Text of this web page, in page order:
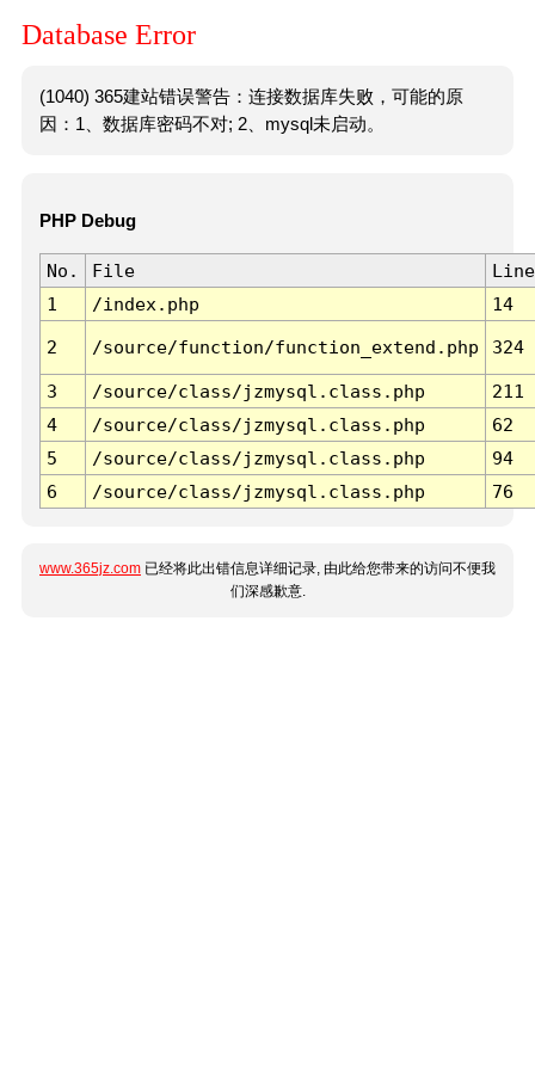
Database Error
(1040) 365建站错误警告：连接数据库失败，可能的原
因：1、数据库密码不对; 2、mysql未启动。
PHP Debug
No. File
Line
1
/index.php 14
2 /source/function/function_extend.php 324
3 /source/class/jzmysql.class.php
211
4
/source/class/jzmysql.class.php
62
5
/source/class/jzmysql.class.php
94
6
/source/class/jzmysql.class.php 76
www.365jz.com 已经将此出错信息详细记录, 由此给您带来的访问不便我
们深感歉意.